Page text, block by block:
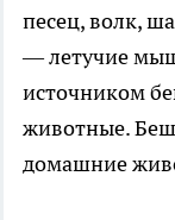
песец, волк,
— летучие
источником
животные.
домашние